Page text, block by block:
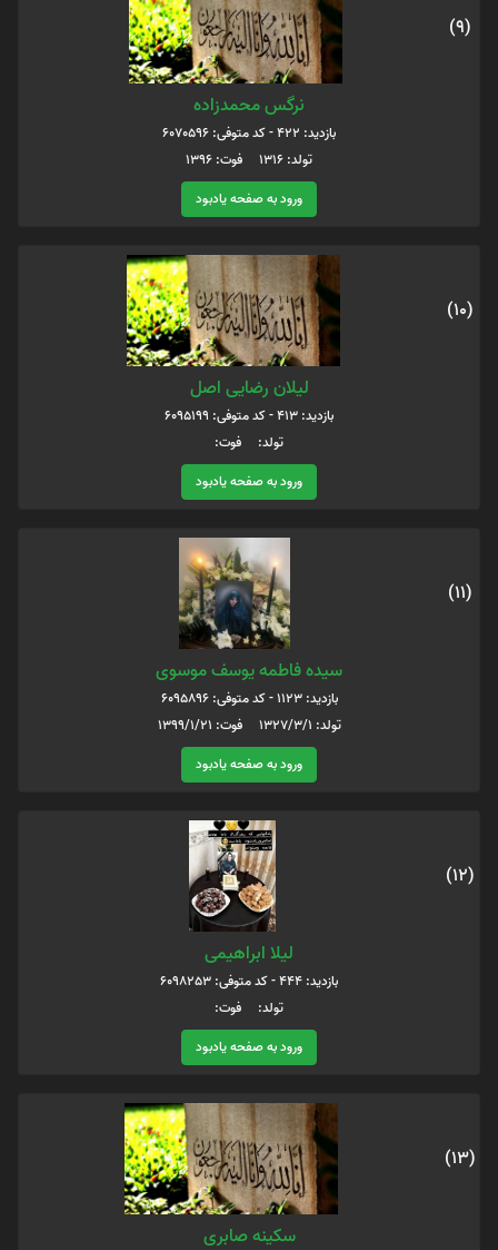
(9)
نرگس محمدزاده
بازدید: 422 - کد متوفی: 6070596
تولد: 1316 فوت: 1396
ورود به صفحه یادبود
(10)
لیلان رضایی اصل
بازدید: 413 - کد متوفی: 6095199
تولد: فوت:
ورود به صفحه یادبود
(11)
سیده فاطمه یوسف موسوی
بازدید: 1123 - کد متوفی: 6095896
تولد: 1327/3/1 فوت: 1399/1/21
ورود به صفحه یادبود
(12)
لیلا ابراهیمی
بازدید: 444 - کد متوفی: 6098253
تولد: فوت:
ورود به صفحه یادبود
(13)
سکینه صابری